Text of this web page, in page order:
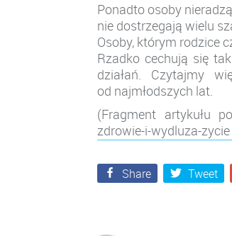
Ponadto osoby
nie dostrzegają wielu
Osoby, którym rodzice
Rzadko cechują się
działań. Czytajmy
od najmłodszych lat.
(Fragment artykułu
zdrowie-i-wydluza-zycie
Share Tweet